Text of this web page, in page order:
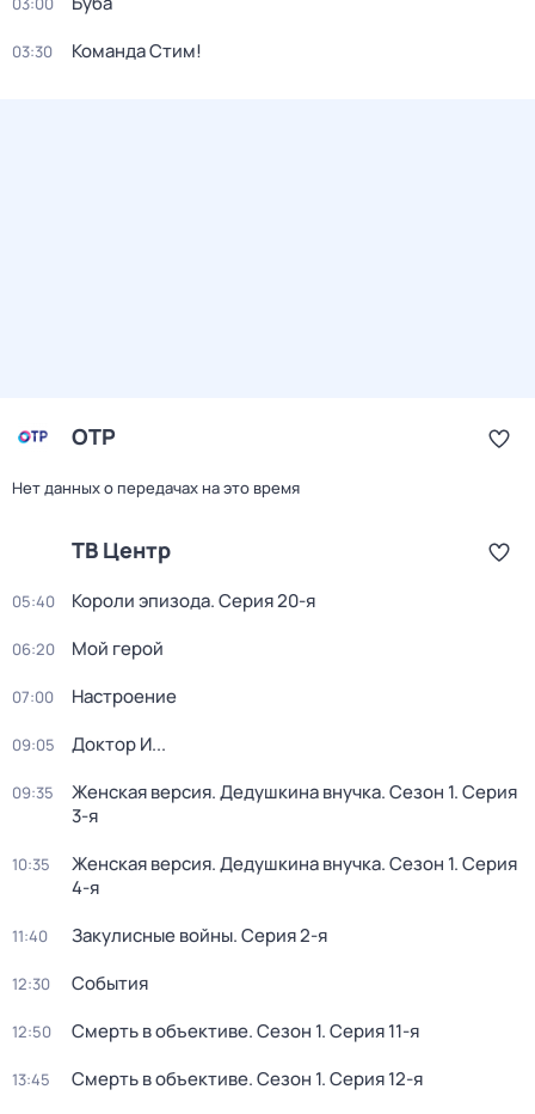
03:30 Команда Стим!
ОТР
Нет данных о передачах на это время
ТВ Центр
05:40 Короли эпизода. Серия 20-я
06:20 Мой герой
07:00 Настроение
09:05 Доктор И...
09:35 Женская версия. Дедушкина внучка. Сезон 1. Серия
3-я
10:35 Женская версия. Дедушкина внучка. Сезон 1. Серия
4-я
11:40 Закулисные войны. Серия 2-я
12:30 События
12:50 Смерть в объективе. Сезон 1. Серия 11-я
13:45 Смерть в объективе. Сезон 1. Серия 12-я